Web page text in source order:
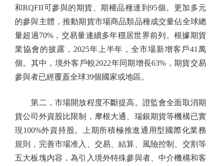
和RQFII可參與的期貨、期權品種達到95個。更加多元
的參與主體，推動期貨市場商品類品種成交量佔全球總
量超過70%，交易量連續多年穩居世界前列。根據期貨
業協會的披露，2025年上半年，全市場新增客戶41萬
個。其中，境外客戶較2022年同期增長63%，期貨交易
參與者已經覆蓋全球39個國家或地區。
第二，市場開放程度不斷提高。證監會全面取消期
貨公司外資股比限制，摩根大通、瑞銀期貨等機構已實
現100%外資持股。上期所積極推進通用型國際化業務
規則，完善市場准入、交易、結算、風險控制、交割等
五大板塊內容，為引入境外特殊參與者、中介機構和客